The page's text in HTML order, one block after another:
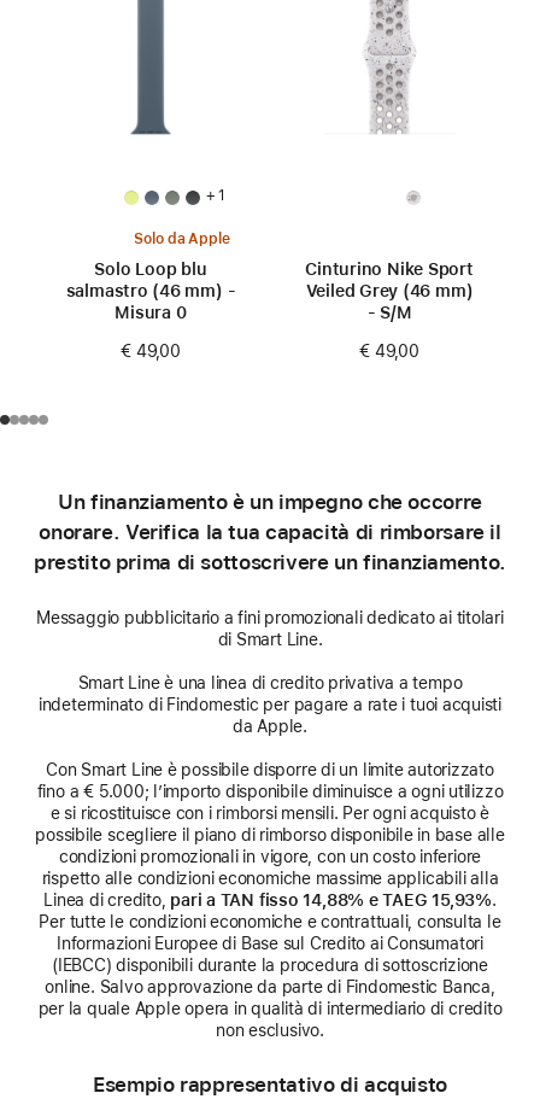
+ 1
Solo da Apple
Solo Loop blu
salmastro (46 mm) -
Misura 0
€ 49,00
Cinturino Nike Sport
Veiled Grey (46 mm)
- S/M
€ 49,00
Un finanziamento è un impegno che occorre
onorare. Verifica la tua capacità di rimborsare il
prestito prima di sottoscrivere un finanziamento.
Messaggio pubblicitario a fini promozionali dedicato ai titolari
di Smart Line.
Smart Line è una linea di credito privativa a tempo
indeterminato di Findomestic per pagare a rate i tuoi acquisti
da Apple.
Con Smart Line è possibile disporre di un limite autorizzato
fino a € 5.000; l’importo disponibile diminuisce a ogni utilizzo
e si ricostituisce con i rimborsi mensili. Per ogni acquisto è
possibile scegliere il piano di rimborso disponibile in base alle
condizioni promozionali in vigore, con un costo inferiore
rispetto alle condizioni economiche massime applicabili alla
Linea di credito, pari a TAN fisso 14,88% e TAEG 15,93%.
Per tutte le condizioni economiche e contrattuali, consulta le
Informazioni Europee di Base sul Credito ai Consumatori
(IEBCC) disponibili durante la procedura di sottoscrizione
online. Salvo approvazione da parte di Findomestic Banca,
per la quale Apple opera in qualità di intermediario di credito
non esclusivo.
Esempio rappresentativo di acquisto